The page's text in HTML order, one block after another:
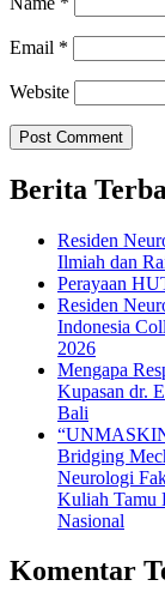
Email *
Website
Berita
Residen
Ilmiah dan
Perayaan
Residen
Indonesia
2026
Mengapa
Kupasan dr.
Bali
Bridging
Neurologi
Kuliah Tamu
Nasional
Komentar